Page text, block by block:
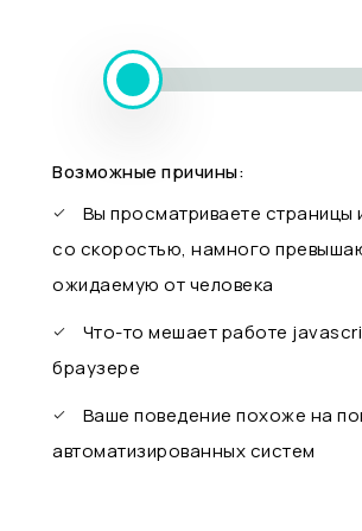
Возможные причины:
Вы просматриваете страницы
со скоростью, намного
ожидаемую от человека
Что-то мешает работе
браузере
Ваше поведение похоже на
автоматизированных систем